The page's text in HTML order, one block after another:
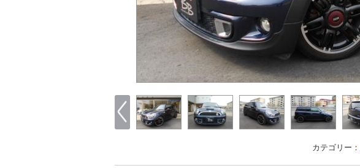
カテゴリー：